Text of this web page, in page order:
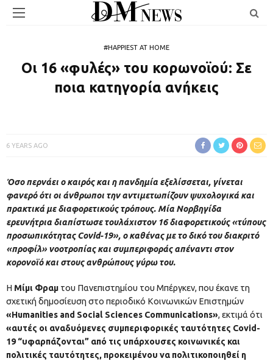
#HAPPIEST AT HOME
Oι 16 «φυλές» του κορωνοϊού: Σε
ποια κατηγορία ανήκεις
6 YEARS AGO
Όσο περνάει ο καιρός και η πανδημία εξελίσσεται, γίνεται
φανερό ότι οι άνθρωποι την αντιμετωπίζουν ψυχολογικά και
πρακτικά με διαφορετικούς τρόπους. Μία Νορβηγίδα
ερευνήτρια διαπίστωσε τουλάχιστον 16 διαφορετικούς «τύπους
προσωπικότητας Covid-19», ο καθένας με το δικό του διακριτό
«προφίλ» νοοτροπίας και συμπεριφοράς απέναντι στον
κορονοϊό και στους ανθρώπους γύρω του.
Η Μίμι Φραμ του Πανεπιστημίου του Μπέργκεν, που έκανε τη
σχετική δημοσίευση στο περιοδικό Κοινωνικών Επιστημών
«Humanities and Social Sciences Communications», εκτιμά ότι
«αυτές οι αναδυόμενες συμπεριφορικές ταυτότητες Covid-
19 “υφαρπάζονται” από τις υπάρχουσες κοινωνικές και
πολιτικές ταυτότητες, προκειμένου να πολιτικοποιηθεί η